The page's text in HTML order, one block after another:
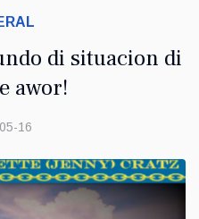
di situacion di
awor!
16